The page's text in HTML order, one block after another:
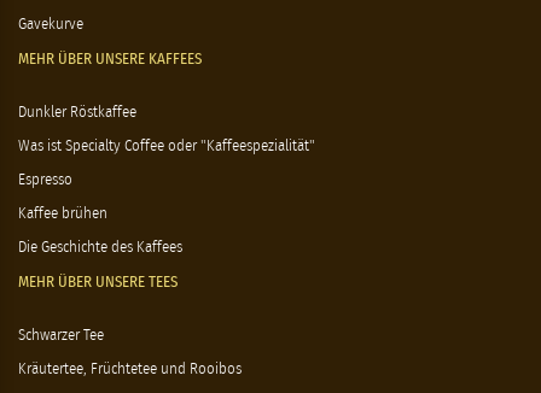
Gavekurve
MEHR ÜBER UNSERE KAFFEES
Dunkler Röstkaffee
Was ist Specialty Coffee oder "Kaffeespezialität"
Espresso
Kaffee brühen
Die Geschichte des Kaffees
MEHR ÜBER UNSERE TEES
Schwarzer Tee
Kräutertee, Früchtetee und Rooibos